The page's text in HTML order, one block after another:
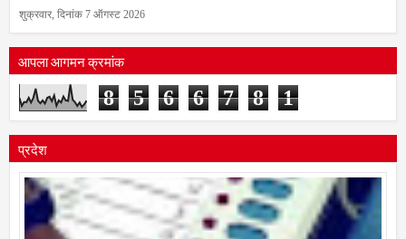
शुक्रवार, दिनांक 7 ऑगस्ट 2026
आपला आगमन क्रमांक
8 5 6 6 7 8 1
प्रदेश